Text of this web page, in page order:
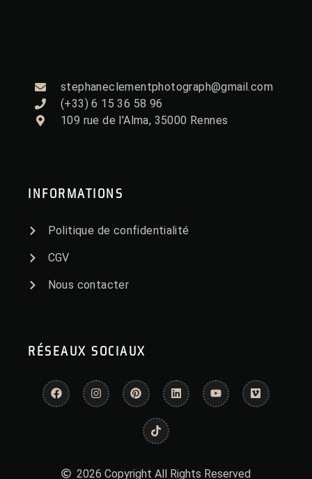
stephaneclementphotograph@gmail.com
(+33) 6 15 36 58 96
109 rue de l'Alma, 35000 Rennes
INFORMATIONS
Politique de confidentialité
CGV
Nous contacter
RÉSEAUX SOCIAUX
2026 Copyright All Rights Reserved